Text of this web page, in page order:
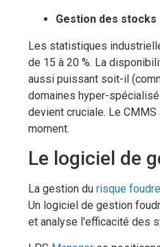
Gestion des stocks
Les statistiques
de 15 à 20 %. La
aussi puissant soit-il
domaines hyper-
devient cruciale. Le
moment.
Le logiciel de
La gestion du risque foudre
Un logiciel de gestion
et analyse l'efficacité des